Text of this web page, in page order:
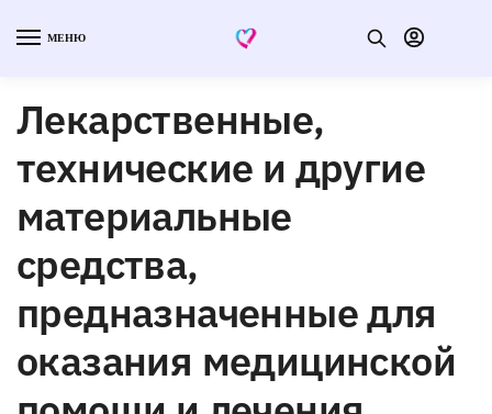
МЕНЮ
Лекарственные,
технические и другие
материальные
средства,
предназначенные для
оказания медицинской